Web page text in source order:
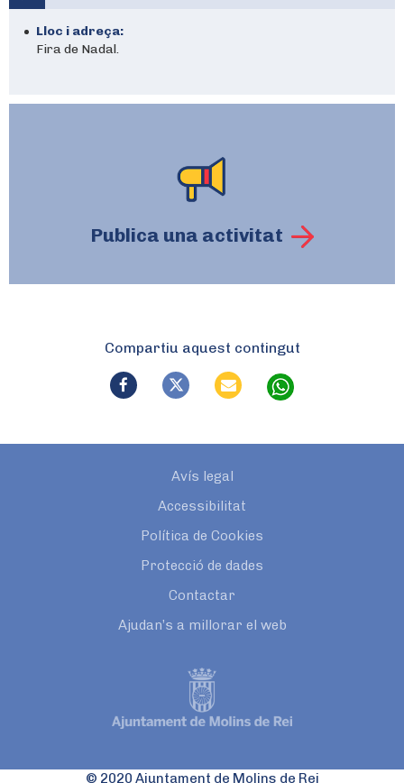
Lloc i adreça:
Fira de Nadal.
Publica una activitat
Compartiu aquest contingut
Avís legal
Accessibilitat
Política de Cookies
Protecció de dades
Contactar
Ajudan’s a millorar el web
© 2020 Ajuntament de Molins de Rei